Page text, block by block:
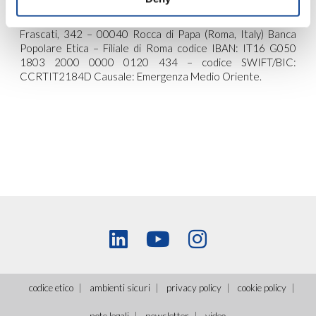
120434,coque samsung
a:Associazione “Azione per un Mondo Unito – Onlus” Via
Frascati, 342 – 00040 Rocca di Papa (Roma, Italy) Banca
Popolare Etica – Filiale di Roma codice IBAN: IT16 G050
1803 2000 0000 0120 434 – codice SWIFT/BIC:
CCRTIT2184D Causale: Emergenza Medio Oriente.
codice etico ambienti sicuri privacy policy cookie policy